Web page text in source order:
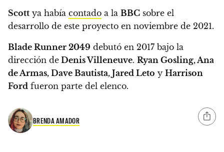
Scott ya había contado a la BBC sobre el
desarrollo de este proyecto en noviembre de 2021.
Blade Runner 2049 debutó en 2017 bajo la
dirección de Denis Villeneuve. Ryan Gosling, Ana
de Armas, Dave Bautista, Jared Leto y Harrison
Ford fueron parte del elenco.
BRENDA AMADOR